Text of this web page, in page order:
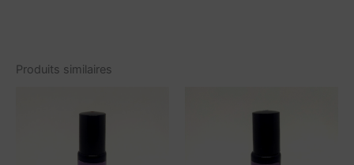
Produits similaires